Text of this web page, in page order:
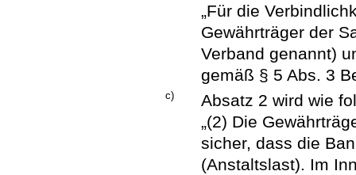
„Für die
Gewährträger der
Verband genannt)
gemäß § 5 Abs. 3
c)
Absatz 2 wird wie
„(2) Die
sicher, dass die
(Anstaltslast). Im